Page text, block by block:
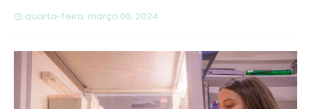
quarta-feira, março 06, 2024